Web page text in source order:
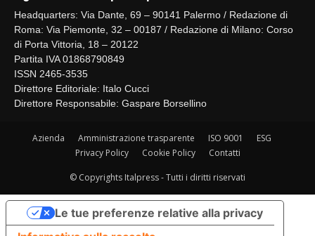
Headquarters: Via Dante, 69 – 90141 Palermo / Redazione di
Roma: Via Piemonte, 32 – 00187 / Redazione di Milano: Corso
di Porta Vittoria, 18 – 20122
Partita IVA 01868790849
ISSN 2465-3535
Direttore Editoriale: Italo Cucci
Direttore Responsabile: Gaspare Borsellino
Azienda Amministrazione trasparente ISO 9001
ESG
Privacy Policy
Cookie Policy Contatti
© Copyrights Italpress - Tutti i diritti riservati
Le tue preferenze relative alla privacy